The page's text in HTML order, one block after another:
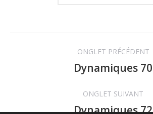
Navigation
commentaire
ONGLET PRÉCÉDENT
Onglet
Dynamiques 70
ONGLET SUIVANT
Projets
Dynamiques 72